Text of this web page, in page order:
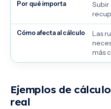
Subir
Las
más
Ejemplos de
real